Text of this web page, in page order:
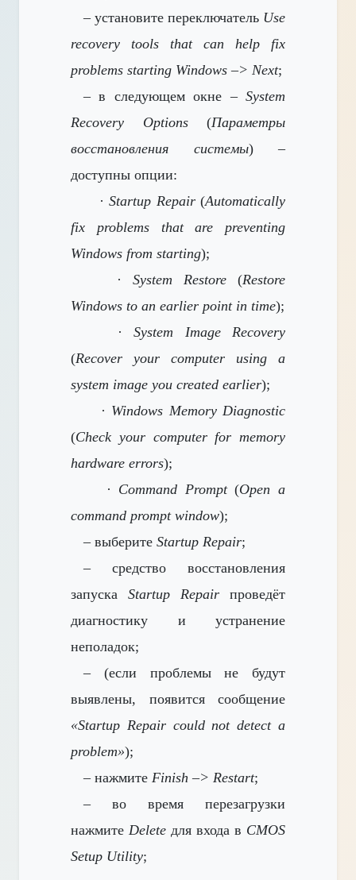
– установите переключатель Use
recovery tools that can help fix
problems starting Windows –> Next;
– в следующем окне – System
Recovery Options(Параметры
восстановления системы) –
доступны опции:
· Startup Repair(Automatically
fix problems that are preventing
Windows from starting);
· System Restore (Restore
Windows to an earlier point in time);
·System Image Recovery
(Recover your computer using a
system image you created earlier);
· Windows Memory Diagnostic
(Check your computer for memory
hardware errors);
· Command Prompt(Open a
command prompt window);
– выберите Startup Repair;
– средство восстановления
запуска Startup Repair проведёт
диагностику и устранение
неполадок;
– (если проблемы не будут
выявлены, появится сообщение
«Startup Repair could not detect a
problem»);
– нажмите Finish –> Restart;
– во время перезагрузки
нажмите Delete для входа в CMOS
Setup Utility;